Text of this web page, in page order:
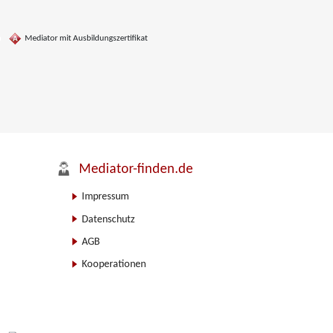
Mediator mit Ausbildungszertifikat
Mediator-finden.de
Impressum
Datenschutz
AGB
Kooperationen